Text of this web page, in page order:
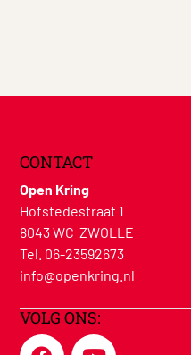
CONTACT
Open Kring
Hofstedestraat 1
8043 WC ZWOLLE
Tel. 06-23592673
info@openkring.nl
VOLG ONS: